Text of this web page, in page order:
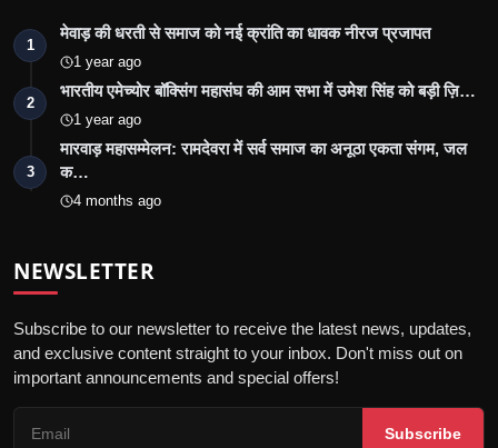
1
मेवाड़ की धरती से समाज को नई क्रांति का धावक नीरज प्रजापत
1 year ago
2
भारतीय एमेच्योर बॉक्सिंग महासंघ की आम सभा में उमेश सिंह को बड़ी ज़ि…
1 year ago
3
मारवाड़ महासम्मेलन: रामदेवरा में सर्व समाज का अनूठा एकता संगम, जल
क…
4 months ago
NEWSLETTER
Subscribe to our newsletter to receive the latest news, updates,
and exclusive content straight to your inbox. Don't miss out on
important announcements and special offers!
Subscribe